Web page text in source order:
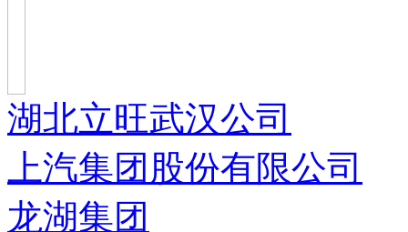
湖北立旺武汉公司
上汽集团股份有限公司
龙湖集团